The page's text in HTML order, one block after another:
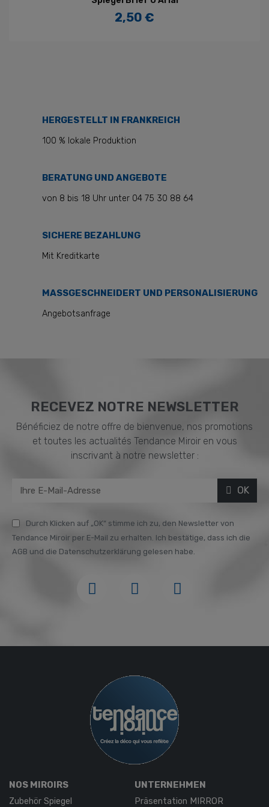
Preis
2,50 €
HERGESTELLT IN FRANKREICH
100 % lokale Produktion
BERATUNG UND ANGEBOTE
von 8 bis 18 Uhr unter 04 75 30 88 64
SICHERE BEZAHLUNG
Mit Kreditkarte
MASSGESCHNEIDERT UND PERSONALISIERUNG
Angebotsanfrage
RECEVEZ NOTRE NEWSLETTER
Bénéficiez de notre offre de bienvenue, nos promotions
et toutes les actualités Tendance Miroir en vous
inscrivant à notre newsletter :
OK
Durch Klicken auf „OK“ stimme ich zu, den Newsletter von
Tendance Miroir per E-Mail zu erhalten. Ich bestätige, dass ich die
AGB und die Datenschutzerklärung gelesen habe.
NOS MIROIRS
Zubehör Spiegel
UNTERNEHMEN
Präsentation MIRROR